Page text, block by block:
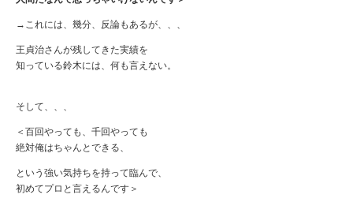
→これには、幾分、反論もあるが、、、
王貞治さんが残してきた実績を
知っている鈴木には、何も言えない。
そして、、、
＜百回やっても、千回やっても
絶対俺はちゃんとできる、
という強い気持ちを持って臨んで、
初めてプロと言えるんです＞